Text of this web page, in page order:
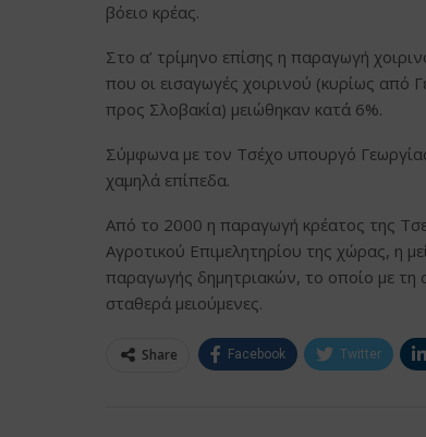
βόειο κρέας.
Στο α’ τρίμηνο επίσης η παραγωγή
που οι εισαγωγές χοιρινού (κυρίως από
προς Σλοβακία) μειώθηκαν κατά 6%.
Σύμφωνα με τον Τσέχο υπουργό
χαμηλά επίπεδα.
Από το 2000 η παραγωγή κρέατος της
Αγροτικού Επιμελητηρίου της χώρας, η
παραγωγής δημητριακών, το οποίο με τη
σταθερά μειούμενες.
Share Facebook Twitter